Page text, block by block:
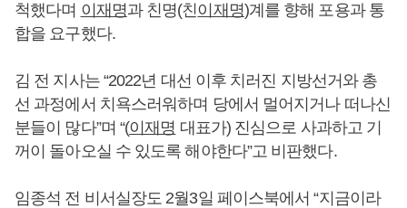
척했다며 이재명과 친명(친이재명)계를 향해 포용과 통
합을 요구했다.
김 전 지사는 “2022년 대선 이후 치러진 지방선거와 총
선 과정에서 치욕스러워하며 당에서 멀어지거나 떠나신
분들이 많다”며 “(이재명 대표가) 진심으로 사과하고 기
꺼이 돌아오실 수 있도록 해야한다”고 비판했다.
임종석 전 비서실장도 2월3일 페이스북에서 “지금이라